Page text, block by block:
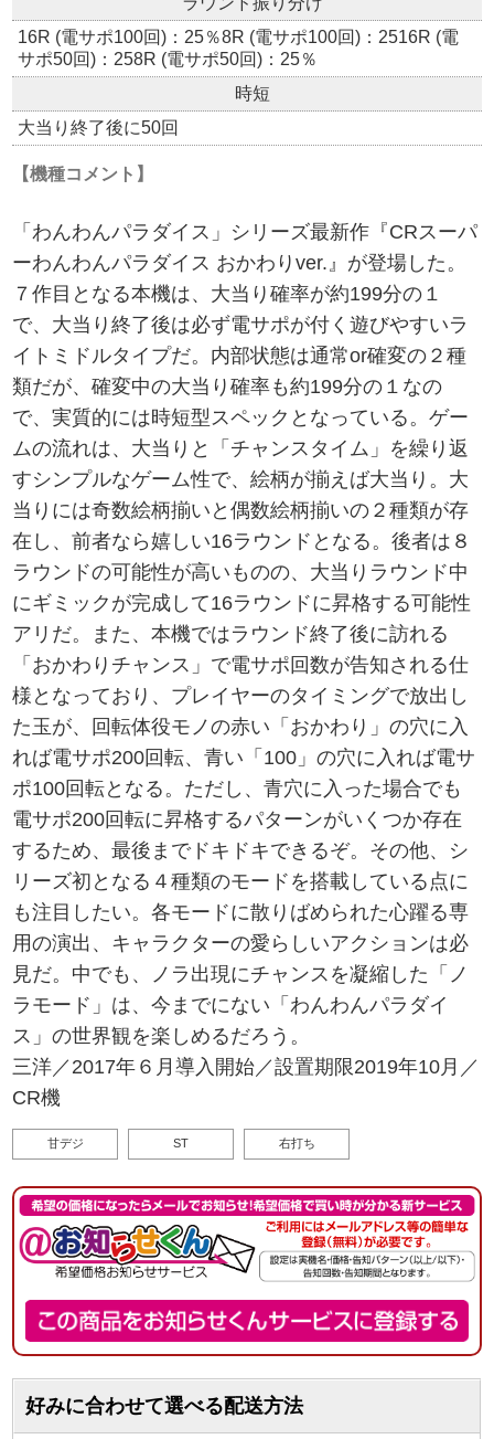
16R (電サポ100回)：25％8R (電サポ100回)：2516R (電
サポ50回)：258R (電サポ50回)：25％
時短
大当り終了後に50回
【機種コメント】
「わんわんパラダイス」シリーズ最新作『CRスーパ
ーわんわんパラダイス おかわりver.』が登場した。
７作目となる本機は、大当り確率が約199分の１
で、大当り終了後は必ず電サポが付く遊びやすいラ
イトミドルタイプだ。内部状態は通常or確変の２種
類だが、確変中の大当り確率も約199分の１なの
で、実質的には時短型スペックとなっている。ゲー
ムの流れは、大当りと「チャンスタイム」を繰り返
すシンプルなゲーム性で、絵柄が揃えば大当り。大
当りには奇数絵柄揃いと偶数絵柄揃いの２種類が存
在し、前者なら嬉しい16ラウンドとなる。後者は８
ラウンドの可能性が高いものの、大当りラウンド中
にギミックが完成して16ラウンドに昇格する可能性
アリだ。また、本機ではラウンド終了後に訪れる
「おかわりチャンス」で電サポ回数が告知される仕
様となっており、プレイヤーのタイミングで放出し
た玉が、回転体役モノの赤い「おかわり」の穴に入
れば電サポ200回転、青い「100」の穴に入れば電サ
ポ100回転となる。ただし、青穴に入った場合でも
電サポ200回転に昇格するパターンがいくつか存在
するため、最後までドキドキできるぞ。その他、シ
リーズ初となる４種類のモードを搭載している点に
も注目したい。各モードに散りばめられた心躍る専
用の演出、キャラクターの愛らしいアクションは必
見だ。中でも、ノラ出現にチャンスを凝縮した「ノ
ラモード」は、今までにない「わんわんパラダイ
ス」の世界観を楽しめるだろう。
三洋／2017年６月導入開始／設置期限2019年10月／
CR機
甘デジ ST 右打ち
好みに合わせて選べる配送方法